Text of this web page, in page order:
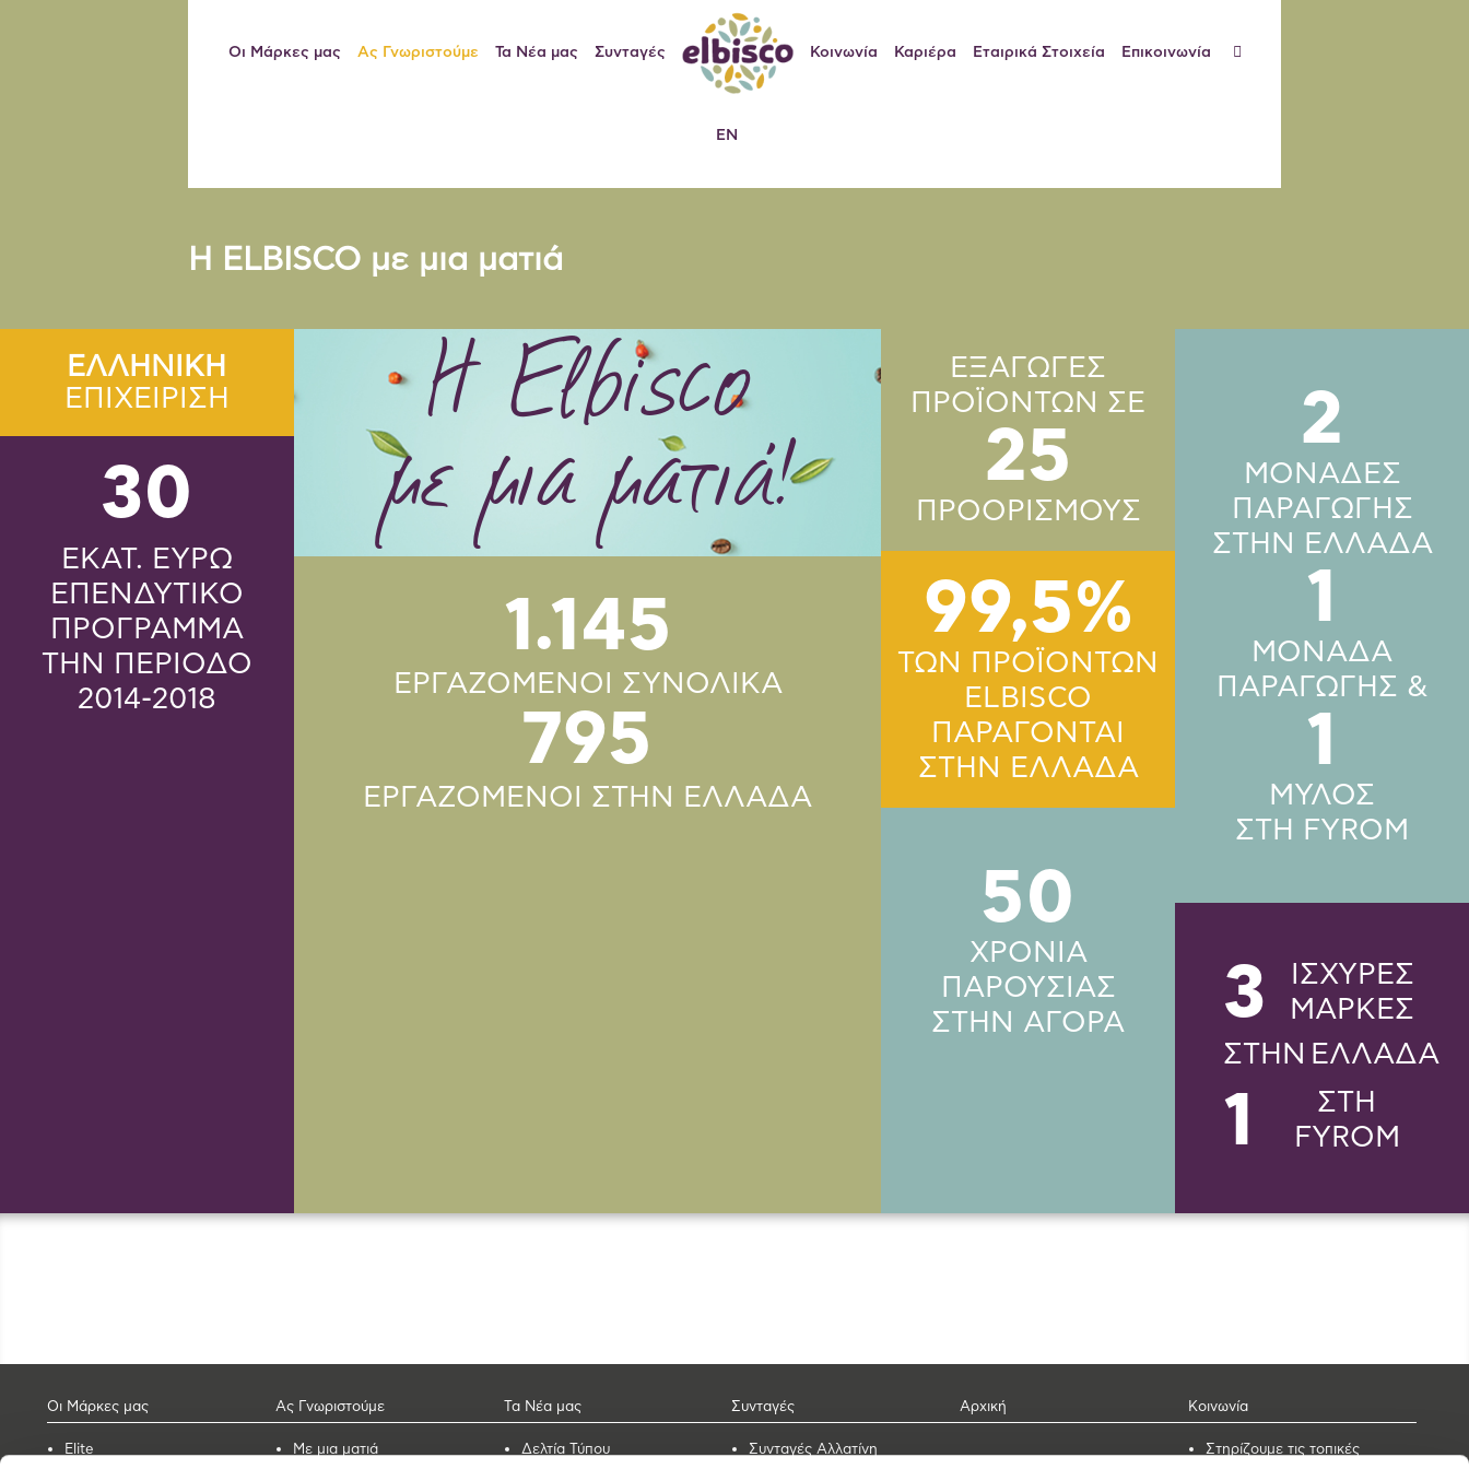
Οι Μάρκες μας Ας Γνωριστούμε Τα Νέα μας Συνταγές Κοινωνία Καριέρα Εταιρικά Στοιχεία Επικοινωνία
EN
Η ELBISCO με μια ματιά
ΕΛΛΗΝΙΚΗ
ΕΠΙΧΕΙΡΙΣΗ
30
ΕΚΑΤ. ΕΥΡΩ
ΕΠΕΝΔΥΤΙΚΟ
ΠΡΟΓΡΑΜΜΑ
ΤΗΝ ΠΕΡΙΟΔΟ
2014-2018
Η Elbisco
με μια ματιά!
1.145
ΕΡΓΑΖΟΜΕΝΟΙ ΣΥΝΟΛΙΚΑ
795
ΕΡΓΑΖΟΜΕΝΟΙ ΣΤΗΝ ΕΛΛΑΔΑ
ΕΞΑΓΩΓΕΣ
ΠΡΟΪΟΝΤΩΝ ΣΕ
25
ΠΡΟΟΡΙΣΜΟΥΣ
99,5%
ΤΩΝ ΠΡΟΪΟΝΤΩΝ
ELBISCO
ΠΑΡΑΓΟΝΤΑΙ
ΣΤΗΝ ΕΛΛΑΔΑ
50
ΧΡΟΝΙΑ
ΠΑΡΟΥΣΙΑΣ
ΣΤΗΝ ΑΓΟΡΑ
2
ΜΟΝΑΔΕΣ
ΠΑΡΑΓΩΓΗΣ
ΣΤΗΝ ΕΛΛΑΔΑ
1
ΜΟΝΑΔΑ
ΠΑΡΑΓΩΓΗΣ &
1
ΜΥΛΟΣ
ΣΤΗ FYROM
3
ΙΣΧΥΡΕΣ
ΜΑΡΚΕΣ
ΣΤΗΝ ΕΛΛΑΔΑ
1
ΣΤΗ
FYROM
Οι Μάρκες μας
Elite
Ας Γνωριστούμε
Με μια ματιά
Τα Νέα μας
Δελτία Τύπου
Συνταγές
Συνταγές Αλλατίνη
Αρχική Κοινωνία
Στηρίζουμε τις τοπικές